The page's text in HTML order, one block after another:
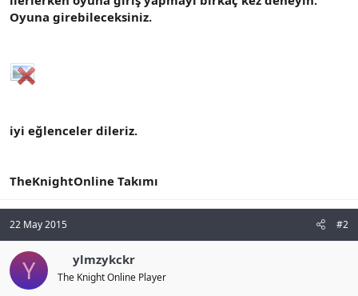
Oyuna girebileceksiniz.
iyi eğlenceler dileriz.
TheKnightOnline Takımı
22 May 2015 #2
Y ylmzykckr
The Knight Online Player